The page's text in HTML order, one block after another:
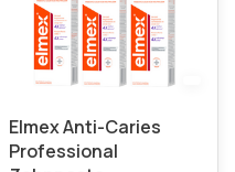
Elmex Anti-Caries
Professional